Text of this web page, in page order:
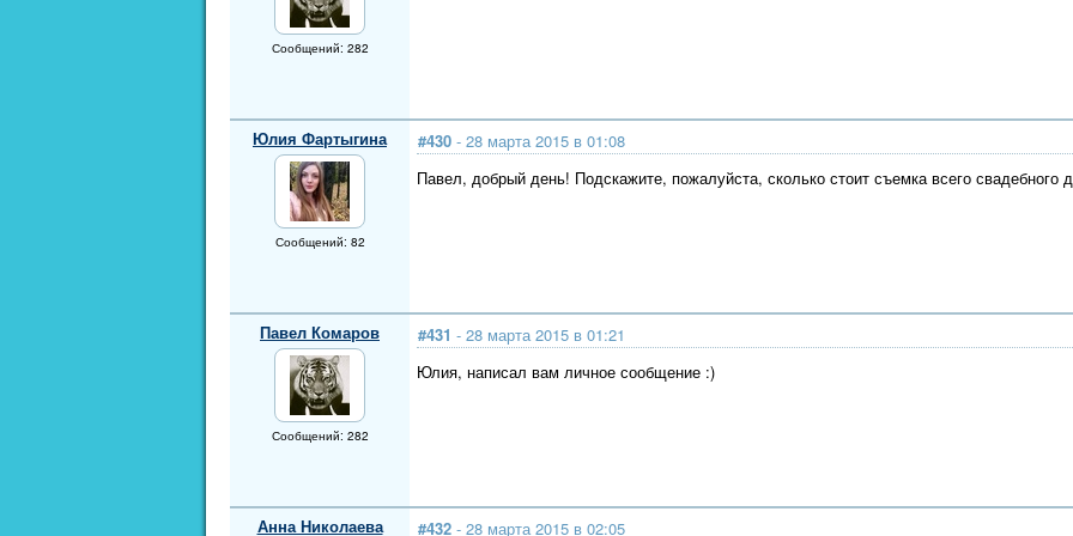
Сообщений: 282
Юлия Фартыгина
Сообщений: 82
#430 - 28 марта 2015 в 01:08
Павел, добрый день! Подскажите, пожалуйста, сколько стоит съемка всего свадебного
Павел Комаров
Сообщений: 282
#431 - 28 марта 2015 в 01:21
Юлия, написал вам личное сообщение :)
Анна Николаева #432 - 28 марта 2015 в 02:05